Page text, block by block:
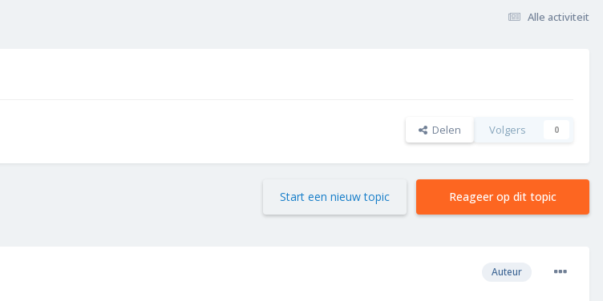
Alle activiteit
Delen Volgers 0
Reageer op dit topic
Start een nieuw topic
Auteur